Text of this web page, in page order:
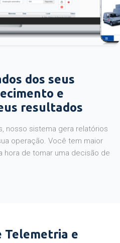
dos seus
e
resultados
nosso sistema gera relatórios
operação. Você tem maior
hora de tomar uma decisão de
Telemetria e